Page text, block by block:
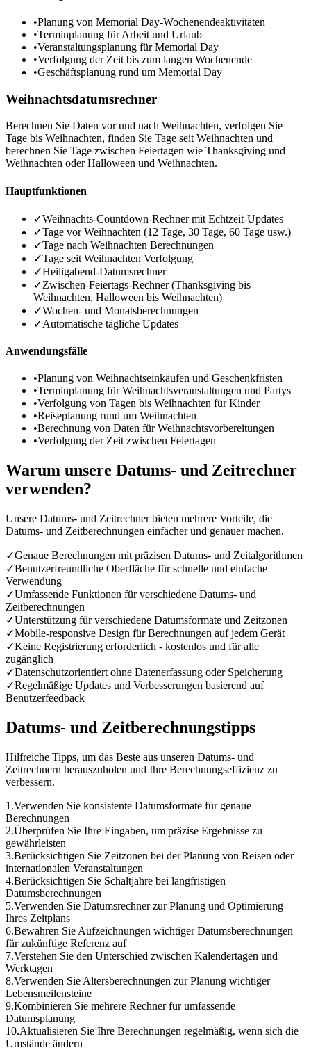
•Planung von Memorial Day-Wochenendeaktivitäten
•Terminplanung für Arbeit und Urlaub
•Veranstaltungsplanung für Memorial Day
•Verfolgung der Zeit bis zum langen Wochenende
•Geschäftsplanung rund um Memorial Day
Weihnachtsdatumsrechner
Berechnen Sie Daten vor und nach Weihnachten, verfolgen Sie
Tage bis Weihnachten, finden Sie Tage seit Weihnachten und
berechnen Sie Tage zwischen Feiertagen wie Thanksgiving und
Weihnachten oder Halloween und Weihnachten.
Hauptfunktionen
✓Weihnachts-Countdown-Rechner mit Echtzeit-Updates
✓Tage vor Weihnachten (12 Tage, 30 Tage, 60 Tage usw.)
✓Tage nach Weihnachten Berechnungen
✓Tage seit Weihnachten Verfolgung
✓Heiligabend-Datumsrechner
✓Zwischen-Feiertags-Rechner (Thanksgiving bis
Weihnachten, Halloween bis Weihnachten)
✓Wochen- und Monatsberechnungen
✓Automatische tägliche Updates
Anwendungsfälle
•Planung von Weihnachtseinkäufen und Geschenkfristen
•Terminplanung für Weihnachtsveranstaltungen und Partys
•Verfolgung von Tagen bis Weihnachten für Kinder
•Reiseplanung rund um Weihnachten
•Berechnung von Daten für Weihnachtsvorbereitungen
•Verfolgung der Zeit zwischen Feiertagen
Warum unsere Datums- und Zeitrechner
verwenden?
Unsere Datums- und Zeitrechner bieten mehrere Vorteile, die
Datums- und Zeitberechnungen einfacher und genauer machen.
✓Genaue Berechnungen mit präzisen Datums- und Zeitalgorithmen
✓Benutzerfreundliche Oberfläche für schnelle und einfache
Verwendung
✓Umfassende Funktionen für verschiedene Datums- und
Zeitberechnungen
✓Unterstützung für verschiedene Datumsformate und Zeitzonen
✓Mobile-responsive Design für Berechnungen auf jedem Gerät
✓Keine Registrierung erforderlich - kostenlos und für alle
zugänglich
✓Datenschutzorientiert ohne Datenerfassung oder Speicherung
✓Regelmäßige Updates und Verbesserungen basierend auf
Benutzerfeedback
Datums- und Zeitberechnungstipps
Hilfreiche Tipps, um das Beste aus unseren Datums- und
Zeitrechnern herauszuholen und Ihre Berechnungseffizienz zu
verbessern.
1 .Verwenden Sie konsistente Datumsformate für genaue
Berechnungen
2.Überprüfen Sie Ihre Eingaben, um präzise Ergebnisse zu
gewährleisten
3.Berücksichtigen Sie Zeitzonen bei der Planung von Reisen oder
internationalen Veranstaltungen
4.Berücksichtigen Sie Schaltjahre bei langfristigen
Datumsberechnungen
5.Verwenden Sie Datumsrechner zur Planung und Optimierung
Ihres Zeitplans
6.Bewahren Sie Aufzeichnungen wichtiger Datumsberechnungen
für zukünftige Referenz auf
7.Verstehen Sie den Unterschied zwischen Kalendertagen und
Werktagen
8.Verwenden Sie Altersberechnungen zur Planung wichtiger
Lebensmeilensteine
9.Kombinieren Sie mehrere Rechner für umfassende
Datumsplanung
10.Aktualisieren Sie Ihre Berechnungen regelmäßig, wenn sich die
Umstände ändern